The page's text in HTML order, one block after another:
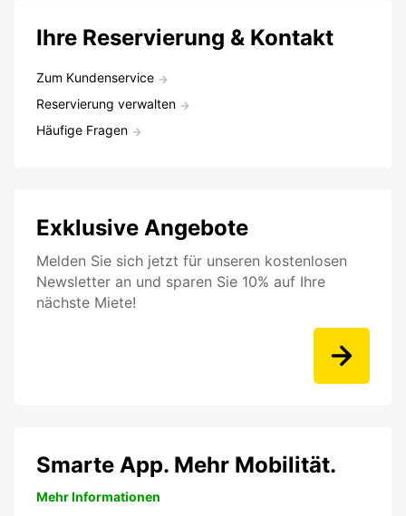
Ihre Reservierung & Kontakt
Zum Kundenservice
Reservierung verwalten
Häufige Fragen
Exklusive Angebote
Melden Sie sich jetzt für unseren kostenlosen
Newsletter an und sparen Sie 10% auf Ihre
nächste Miete!
Smarte App. Mehr Mobilität.
Mehr Informationen